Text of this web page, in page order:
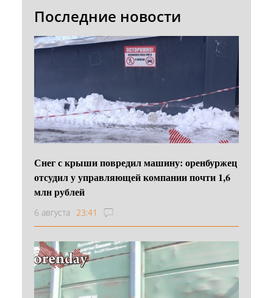
Последние новости
Снег с крыши повредил машину: оренбуржец
отсудил у управляющей компании почти 1,6
млн рублей
6 августа 23:41